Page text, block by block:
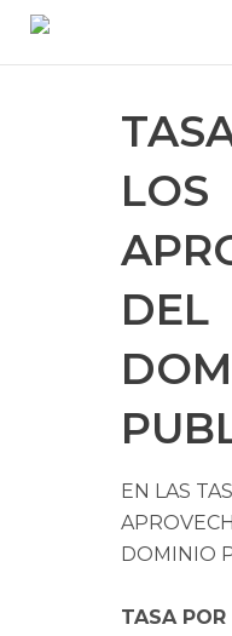
Skip
LOS
DEL
EN LAS
DOMINIO
TASA POR